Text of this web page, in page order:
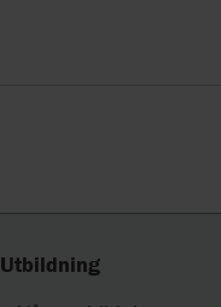
Utbildning